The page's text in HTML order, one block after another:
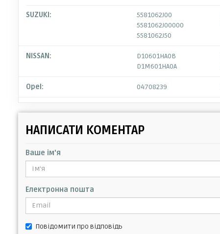
SUZUKI: 5581062J00
5581062J00000
5581062J50
NISSAN: D10601HA0B
D1M601HA0A
Opel: 04708239
НАПИСАТИ КОМЕНТАР
Ваше ім'я
Електронна пошта
Повідомити про відповідь